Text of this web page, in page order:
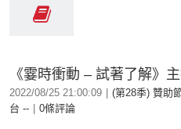
《霎時衝動 – 試著了解》
2022/08/25 21:00:09 (第28季) 贊助
台 --
0條評論